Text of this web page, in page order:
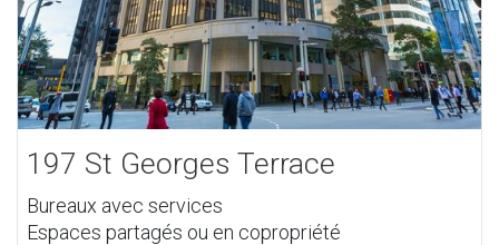
197 St Georges Terrace
Bureaux avec services
Espaces partagés ou en copropriété